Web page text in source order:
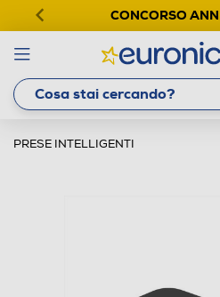
CONCORSO
PRESE INTELLIGENTI